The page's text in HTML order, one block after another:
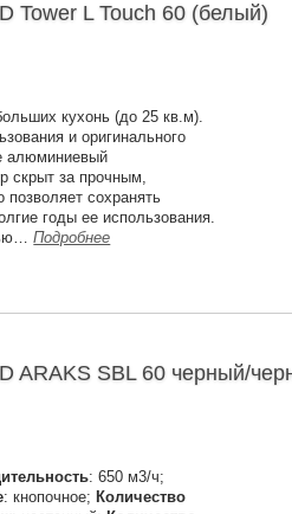
Tower L Touch 60 (белый)
кухонь (до 25 кв.м).
и оригинального
алюминиевый
за прочным,
сохранять
годы ее использования.
Подробнее
ARAKS SBL 60 черный/
: 650 м3/ч;
: кнопочное;Количество